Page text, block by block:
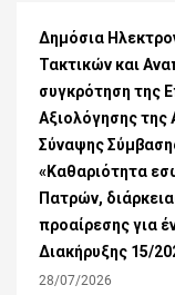
Δημόσια
Τακτικών και
συγκρότηση της
Αξιολόγησης της
Σύναψης
«Καθαριότητα
Πατρών,
προαίρεσης για
Διακήρυξης 15/
28/07/2026